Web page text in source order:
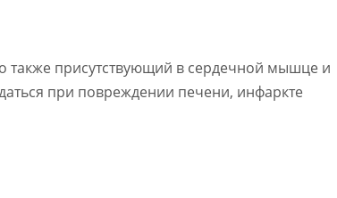
также присутствующий в сердечной мышце и
при повреждении печени, инфаркте